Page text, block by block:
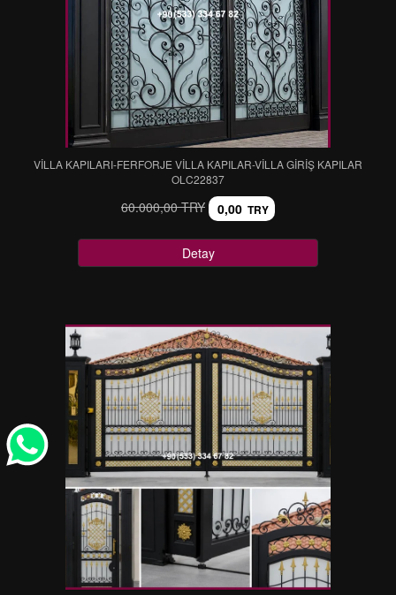
VİLLA KAPILARI-FERFORJE VİLLA KAPILAR-VİLLA GİRİŞ KAPILAR
OLC22837
60.000,00 TRY 0,00 TRY
Detay